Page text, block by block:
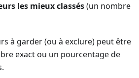
les mieux classés(un nombre
à garder (ou à exclure) peut être
exact ou un pourcentage de